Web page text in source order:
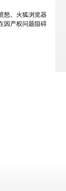
怒。火狐浏览器
因产权问题阻碍